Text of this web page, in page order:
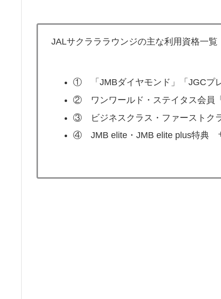
JALサクラララウンジの主な利用資格一覧
① 「JMBダイヤモンド」「JGCプ
② ワンワールド・ステイタス会員
③ ビジネスクラス・ファーストク
④ JMB elite・JMB elite plus特典